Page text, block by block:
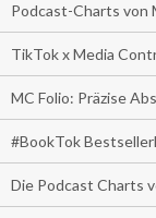
Podcast-Charts von
TikTok x Media
MC Folio: Präzise
#BookTok
Die Podcast Charts